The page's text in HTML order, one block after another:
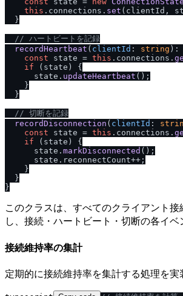
this . connections . set (clientId,
  }
// ハートビートを記録
recordHeartbeat ( clientId : string ):
const state = this . connections .
if (state) {
      state.
updateHeartbeat ();
    }
  }
// 切断を記録
recordDisconnection ( clientId :
const state = this . connections .
if (state) {
      state.
markDisconnected ();
      state.
reconnectCount++;
    }
  }
このクラスは、すべてのクライアント
し、接続・ハートビート・切断の各イベ
接続維持率の集計
定期的に接続維持率を集計する処理を実